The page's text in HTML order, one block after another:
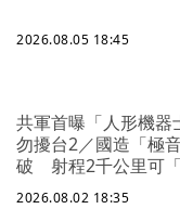
2026.08.05 18:45
共軍首曝「人形機器
勿擾台2／國造「極
破 射程2千公里可「
2026.08.02 18:35